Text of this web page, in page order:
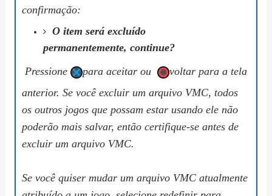
confirmação:
O item será excluído
permanentemente, continue?
Pressione
para aceitar ou
voltar para a tela
anterior. Se você excluir um arquivo VMC, todos
os outros jogos que possam estar usando ele não
poderão mais salvar, então certifique-se antes de
excluir um arquivo VMC.
Se você quiser mudar um arquivo VMC atualmente